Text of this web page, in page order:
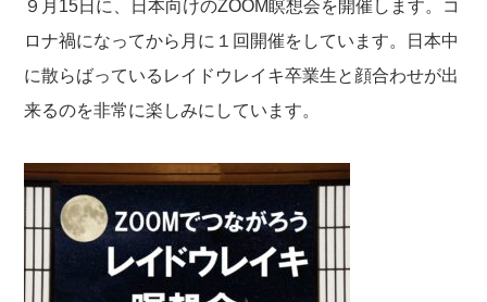
９月15日に、日本向けのZOOM瞑想会を開催します。コ
ロナ禍になってから月に１回開催をしています。日本中
に散らばっているレイドウレイキ卒業生と顔合わせが出
来るのを非常に楽しみにしています。